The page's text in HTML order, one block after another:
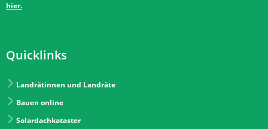
hier.
Quicklinks
Landrätinnen und Landräte
Bauen online
Solardachkataster